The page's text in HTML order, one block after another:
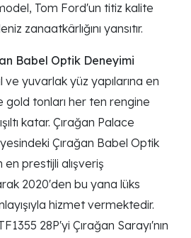
Tom Ford'un titiz kalite
zanaatkârlığını yansıtır.
Babel Optik Deneyimi
yuvarlak yüz yapılarına en
tonları her ten rengine
katar. Çırağan Palace
Çırağan Babel Optik
prestijli alışveriş
2020'den bu yana lüks
hizmet vermektedir.
28P'yi Çırağan Sarayı'nın